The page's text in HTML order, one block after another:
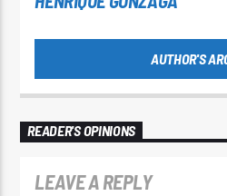
AUTHOR'S
READER'S OPINIONS
LEAVE A REPLY